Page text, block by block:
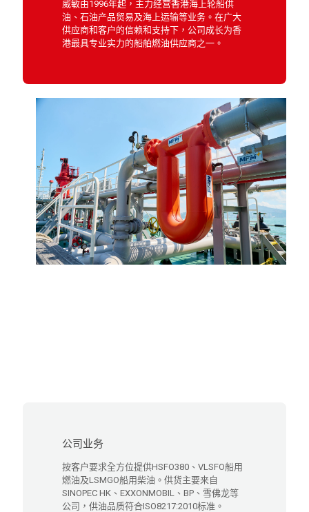
威敏由1996年起，主力经营香港海上轮船供
油、石油产品贸易及海上运输等业务。在广大
供应商和客户的信赖和支持下，公司成长为香
港最具专业实力的船舶燃油供应商之一。
公司业务
按客户要求全方位提供HSFO380、VLSFO船用
燃油及LSMGO船用柴油。供货主要来自
SINOPEC HK、EXXONMOBIL、BP、雪佛龙等
公司，供油品质符合ISO8217:2010标准。